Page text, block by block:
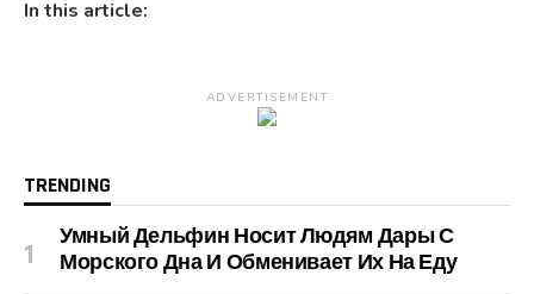
In this article:
ADVERTISEMENT
TRENDING
Умный Дельфин Носит Людям Дары С
Морского Дна И Обменивает Их На Еду